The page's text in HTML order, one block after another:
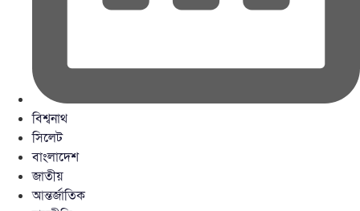
বিশ্বনাথ
সিলেট
বাংলাদেশ
জাতীয়
আন্তর্জাতিক